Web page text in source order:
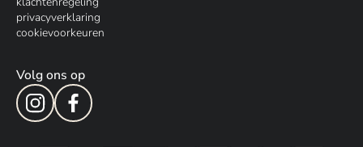
privacyverklaring
cookievoorkeuren
Volg ons op